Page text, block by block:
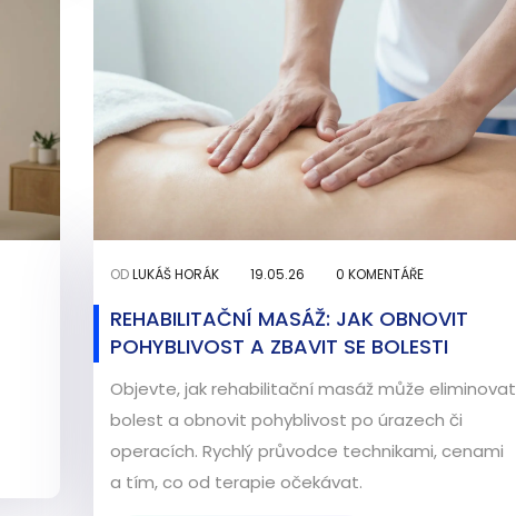
ODLUKÁŠ HORÁK 19.05.26 0 KOMENTÁŘE
REHABILITAČNÍ MASÁŽ: JAK OBNOVIT
POHYBLIVOST A ZBAVIT SE BOLESTI
Objevte, jak rehabilitační masáž může eliminovat
bolest a obnovit pohyblivost po úrazech či
operacích. Rychlý průvodce technikami, cenami
a tím, co od terapie očekávat.